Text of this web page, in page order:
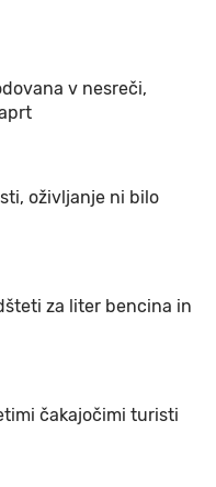
v nesreči,
oživljanje ni bilo
za liter bencina in
čakajočimi turisti